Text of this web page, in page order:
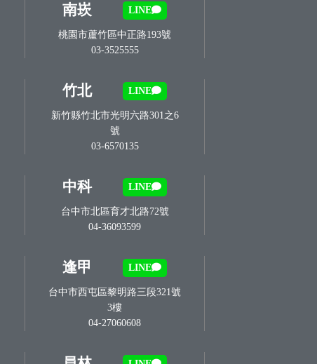
南崁 LINE
桃園市蘆竹區中正路193號
03-3525555
竹北 LINE
新竹縣竹北市光明六路301之6
號
03-6570135
中科 LINE
台中市北區育才北路72號
04-36093599
逢甲 LINE
台中市西屯區黎明路三段321號
3樓
04-27060608